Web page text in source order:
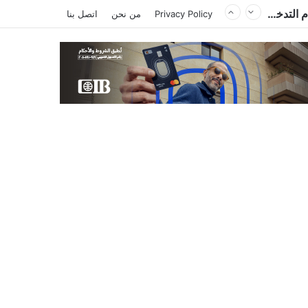
Privacy Policy من نحن اتصل بنا